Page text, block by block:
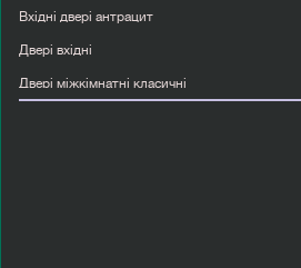
Вхідні двері антрацит
Двері вхідні
Двері міжкімнатні класичні